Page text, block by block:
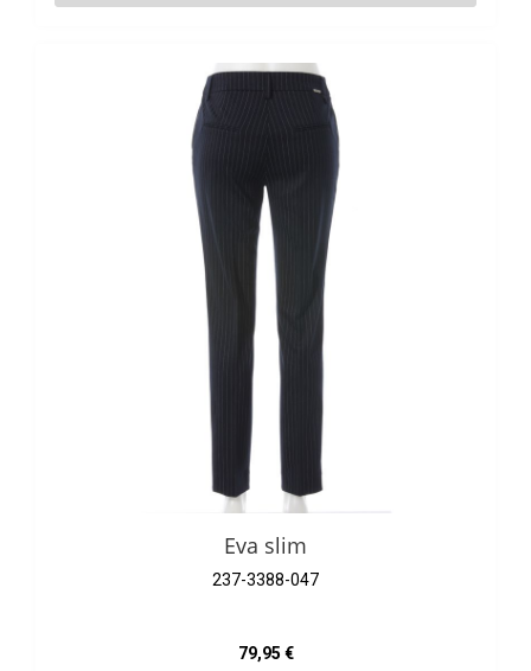
Eva slim
237-3388-047
Regulärer Preis:
79,95 €